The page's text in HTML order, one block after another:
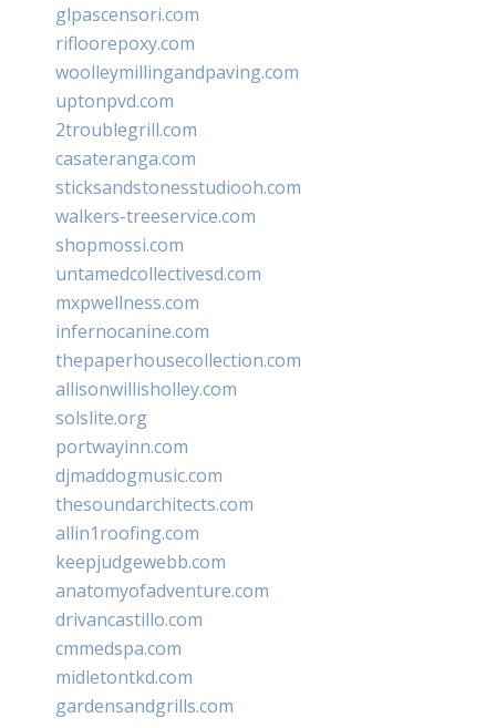
glpascensori.com
rifloorepoxy.com
woolleymillingandpaving.com
uptonpvd.com
2troublegrill.com
casateranga.com
sticksandstonesstudiooh.com
walkers-treeservice.com
shopmossi.com
untamedcollectivesd.com
mxpwellness.com
infernocanine.com
thepaperhousecollection.com
allisonwillisholley.com
solslite.org
portwayinn.com
djmaddogmusic.com
thesoundarchitects.com
allin1roofing.com
keepjudgewebb.com
anatomyofadventure.com
drivancastillo.com
cmmedspa.com
midletontkd.com
gardensandgrills.com